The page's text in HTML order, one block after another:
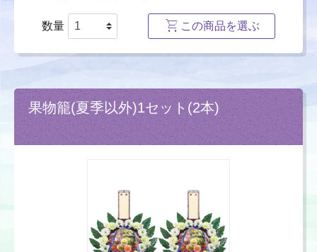
数量 この商品を選ぶ
果物籠(夏季以外)1セット(2本)